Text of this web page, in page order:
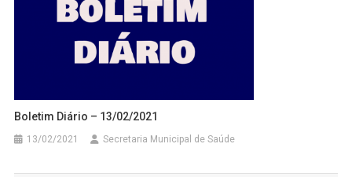
Boletim Diário – 13/02/2021
13/02/2021 Secretaria Municipal de Saúde